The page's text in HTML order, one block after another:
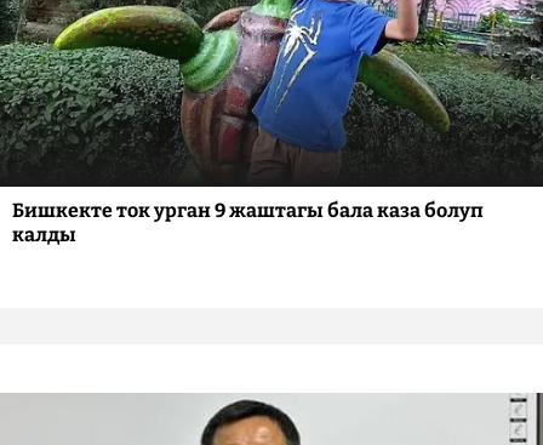
Бишкекте ток урган 9 жаштагы бала каза болуп
калды